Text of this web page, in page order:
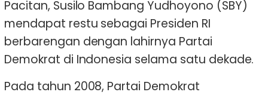
Pacitan, Susilo Bambang Yudhoyono (SBY)
mendapat restu sebagai Presiden RI
berbarengan dengan lahirnya Partai
Demokrat di Indonesia selama satu dekade.
Pada tahun 2008, Partai Demokrat